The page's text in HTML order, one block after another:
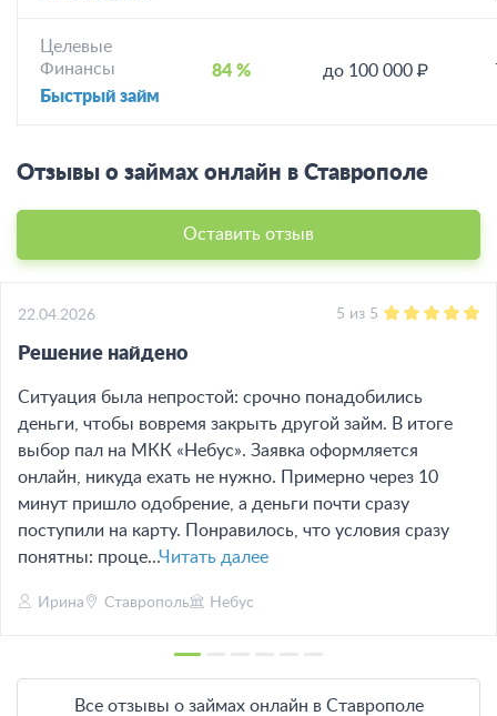
Целевые
Финансы
Быстрый займ
84 % до 100 000 ₽
Отзывы о займах онлайн в Ставрополе
Оставить отзыв
22.04.2026 5 из 5
Решение найдено
Ситуация была непростой: срочно понадобились
деньги, чтобы вовремя закрыть другой займ. В итоге
выбор пал на МКК «Небус». Заявка оформляется
онлайн, никуда ехать не нужно. Примерно через 10
минут пришло одобрение, а деньги почти сразу
поступили на карту. Понравилось, что условия сразу
понятны: проце...Читать далее
Ирина Ставрополь Небус
Все отзывы о займах онлайн в Ставрополе